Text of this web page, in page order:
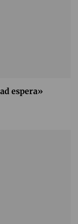
espera»